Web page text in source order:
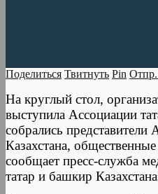
Поделиться Твитнуть Pin Отпр.
На круглый стол,
выступила Ассоциации
собрались представители
Казахстана,
сообщает пресс-служба
татар и башкир